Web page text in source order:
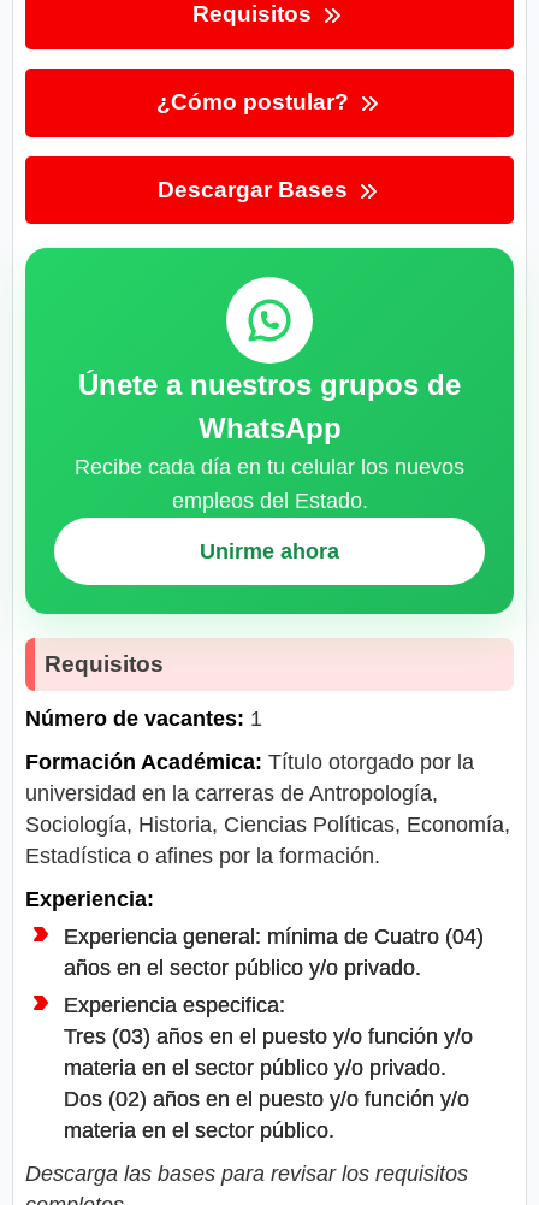
Requisitos
¿Cómo postular?
Descargar Bases
Únete a nuestros grupos de
WhatsApp
Recibe cada día en tu celular los nuevos
empleos del Estado.
Unirme ahora
Requisitos
Número de vacantes: 1
Formación Académica: Título otorgado por la
universidad en la carreras de Antropología,
Sociología, Historia, Ciencias Políticas, Economía,
Estadística o afines por la formación.
Experiencia:
Experiencia general: mínima de Cuatro (04)
años en el sector público y/o privado.
Experiencia especifica:
Tres (03) años en el puesto y/o función y/o
materia en el sector público y/o privado.
Dos (02) años en el puesto y/o función y/o
materia en el sector público.
Descarga las bases para revisar los requisitos